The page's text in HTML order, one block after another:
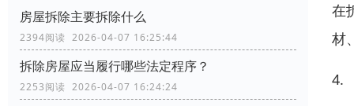
房屋拆除主要拆除什么
2394阅读 2026-04-07 16:25:44
拆除房屋应当履行哪些法定程序？
2253阅读 2026-04-07 16:24:24
在
材
4.